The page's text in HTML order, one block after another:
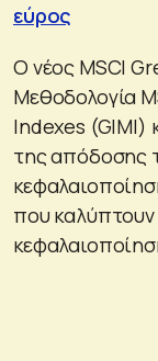
εύρος
Ο νέος MSCI
Μεθοδολογία
Indexes (GIMI)
της απόδοσης
που καλύπτουν